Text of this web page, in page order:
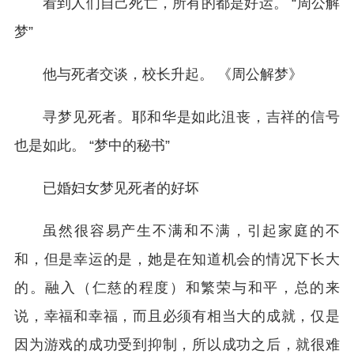
梦”
他与死者交谈，校长升起。 《周公解梦》
寻梦见死者。耶和华是如此沮丧，吉祥的信号
也是如此。 “梦中的秘书”
已婚妇女梦见死者的好坏
虽然很容易产生不满和不满，引起家庭的不
和，但是幸运的是，她是在知道机会的情况下长大
的。融入（仁慈的程度）和繁荣与和平，总的来
说，幸福和幸福，而且必须有相当大的成就，仅是
因为游戏的成功受到抑制，所以成功之后，就很难